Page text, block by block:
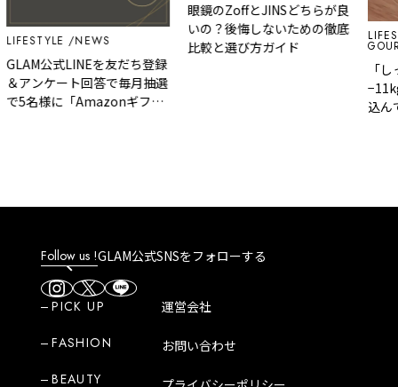
LIFESTYLE NEWS
GLAM公式LINEを友だち登録
＆アンケート回答で毎月抽選
で5名様に「Amazonギフト
眼鏡のZoffとJINSどちらが良
いの？後悔しないための徹底
比較と選び方ガイド
「し
込ん
Follow us !GLAM公式SNSをフォローする
PICK UP
FASHION
BEAUTY
運営会社
お問い合わせ